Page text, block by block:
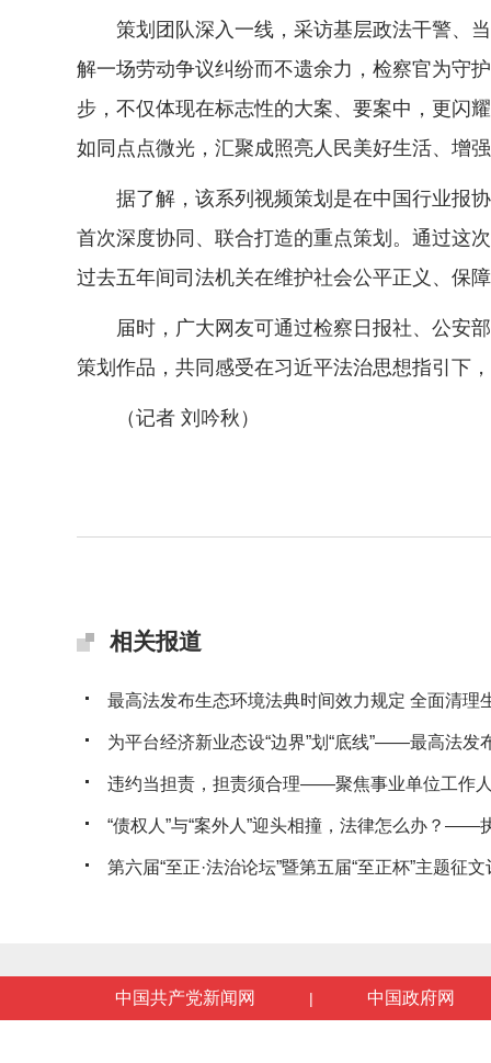
策划团队深入一线，采访基层政法干警、当
解一场劳动争议纠纷而不遗余力，检察官为守
步，不仅体现在标志性的大案、要案中，更闪
如同点点微光，汇聚成照亮人民美好生活、增
据了解，该系列视频策划是在中国行业报协
首次深度协同、联合打造的重点策划。通过这
过去五年间司法机关在维护社会公平正义、保
届时，广大网友可通过检察日报社、公安部
策划作品，共同感受在习近平法治思想指引下
（记者 刘吟秋）
相关报道
最高法发布生态环境法典时间效力规定 全面清理
为平台经济新业态设“边界”划“底线”——最高法发
违约当担责，担责须合理——聚焦事业单位工作
“债权人”与“案外人”迎头相撞，法律怎么办？——
第六届“至正·法治论坛”暨第五届“至正杯”主题征文
中国共产党新闻网 | 中国政府网